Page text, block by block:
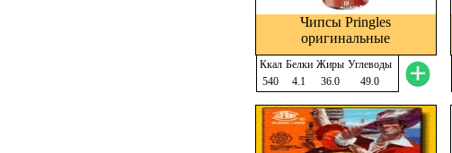
Чипсы Pringles
оригинальные
Ккал Белки Жиры Углеводы
540
4.1 36.0 49.0